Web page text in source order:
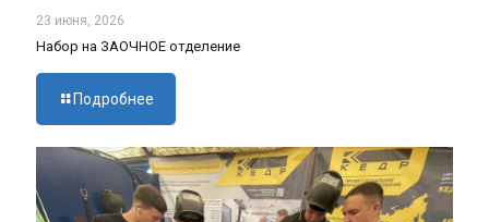
23 июня, 2026
Набор на ЗАОЧНОЕ отделение
Подробнее